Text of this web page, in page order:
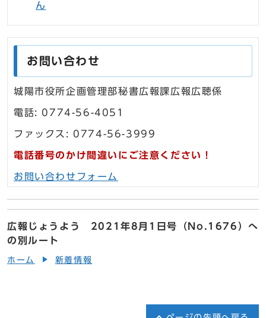
ん
お問い合わせ
城陽市役所企画管理部秘書広報課広報広聴係
電話: 0774-56-4051
ファックス: 0774-56-3999
電話番号のかけ間違いにご注意ください！
お問い合わせフォーム
広報じょうよう 2021年8月1日号（No.1676）へ
の別ルート
ホーム 新着情報